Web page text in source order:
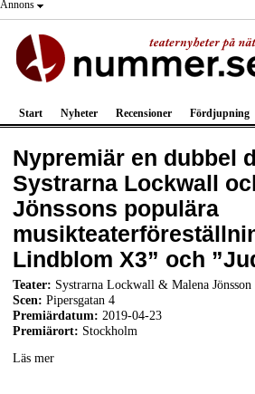
Annons
Start Nyheter Recensioner Fördjupning
Nypremiär en dubbel
Systrarna Lockwall
Jönssons populära
Lindblom X3” och
Teater: Systrarna Lockwall & Malena Jönsson
Scen: Pipersgatan 4
Premiärdatum: 2019-04-23
Premiärort: Stockholm
Läs mer